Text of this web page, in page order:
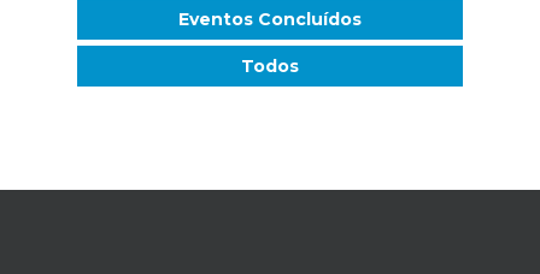
Eventos Concluídos
Todos